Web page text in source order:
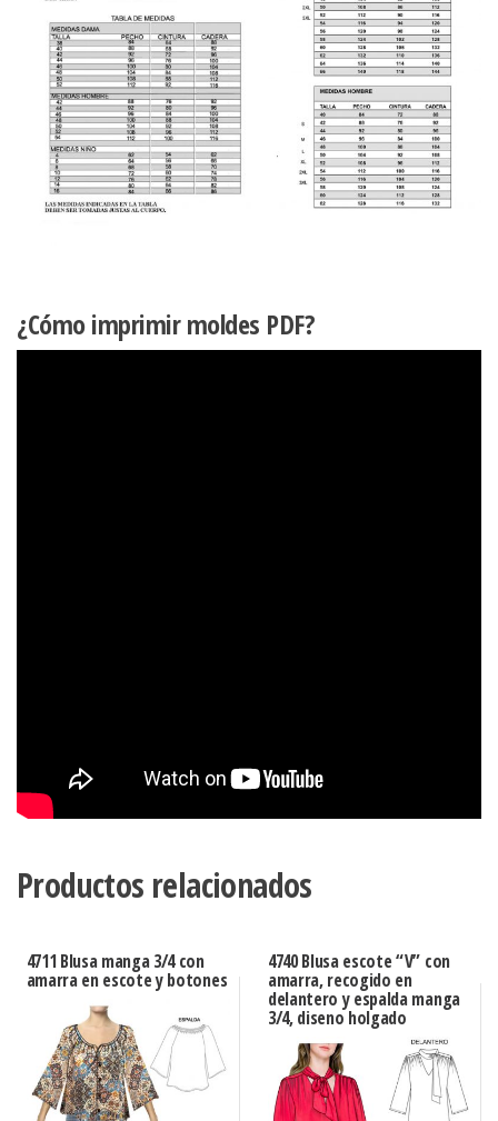
¿Cómo imprimir moldes PDF?
Productos relacionados
4711 Blusa manga 3/4 con
amarra en escote y botones
4740 Blusa escote “V” con
amarra, recogido en
delantero y espalda manga
3/4, diseno holgado